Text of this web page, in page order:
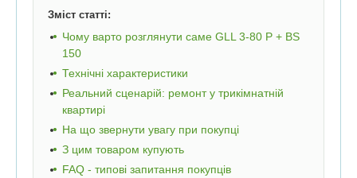
Зміст статті:
Чому варто розглянути саме GLL 3-80 P + BS
150
Технічні характеристики
Реальний сценарій: ремонт у трикімнатній
квартирі
На що звернути увагу при покупці
З цим товаром купують
FAQ - типові запитання покупців